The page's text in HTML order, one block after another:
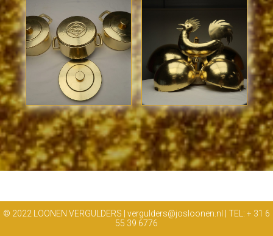
© 2022 LOONEN VERGULDERS | vergulders@josloonen.nl | TEL: + 31 6
55 39 6776